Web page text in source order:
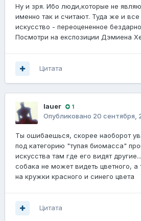
Ну и зря. Ибо люди,которые не
именно так и считают. Туда же и
искусство - переоцененное
Посмотри на експозиции Дэмиена
Цитата
lauer 1
Опубликовано 20 сентября,
Ты ошибаешься, скорее наоборот
под категорию "тупая биомасса"
искусства там где его видят
собака не может видеть цветного,
на кружки красного и синего цвета
Цитата